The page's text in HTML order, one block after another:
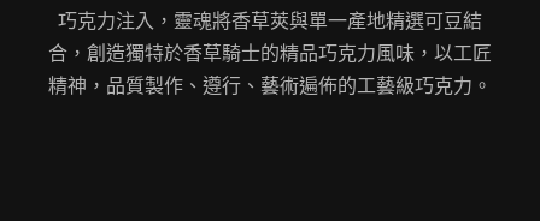
巧克力注入，靈魂將香草莢與單一產地精選可豆結
合，創造獨特於香草騎士的精品巧克力風味，以工匠
精神，品質製作、遵行、藝術遍佈的工藝級巧克力。